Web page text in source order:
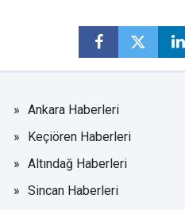
Ankara Haberleri
Keçiören Haberleri
Altındağ Haberleri
Sincan Haberleri